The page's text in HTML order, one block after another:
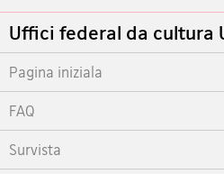
Footer
Uffici federal da cultura
Pagina iniziala
FAQ
Survista